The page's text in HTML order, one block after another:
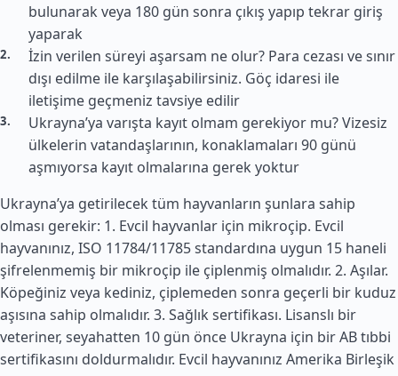
bulunarak veya 180 gün sonra çıkış yapıp tekrar giriş
yaparak
İzin verilen süreyi aşarsam ne olur? Para cezası ve sınır
dışı edilme ile karşılaşabilirsiniz. Göç idaresi ile
iletişime geçmeniz tavsiye edilir
Ukrayna’ya varışta kayıt olmam gerekiyor mu? Vizesiz
ülkelerin vatandaşlarının, konaklamaları 90 günü
aşmıyorsa kayıt olmalarına gerek yoktur
Ukrayna’ya getirilecek tüm hayvanların şunlara sahip
olması gerekir: 1. Evcil hayvanlar için mikroçip. Evcil
hayvanınız, ISO 11784/11785 standardına uygun 15 haneli
şifrelenmemiş bir mikroçip ile çiplenmiş olmalıdır. 2. Aşılar.
Köpeğiniz veya kediniz, çiplemeden sonra geçerli bir kuduz
aşısına sahip olmalıdır. 3. Sağlık sertifikası. Lisanslı bir
veteriner, seyahatten 10 gün önce Ukrayna için bir AB tıbbi
sertifikasını doldurmalıdır. Evcil hayvanınız Amerika Birleşik